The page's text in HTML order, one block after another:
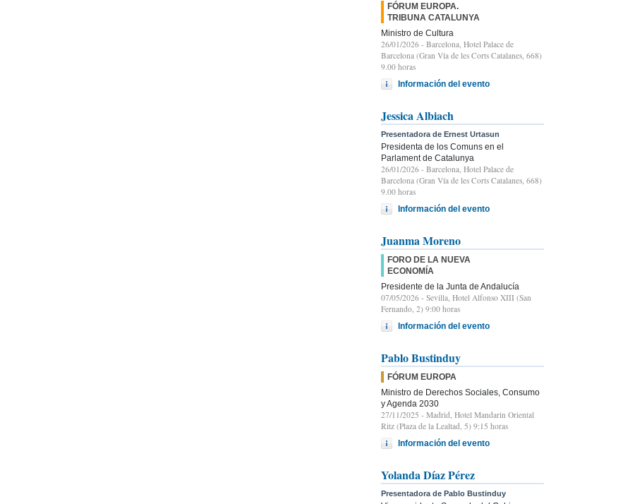
FÓRUM EUROPA.
TRIBUNA CATALUNYA
Ministro de Cultura
26/01/2026 - Barcelona, Hotel Palace de
Barcelona (Gran Vía de les Corts Catalanes, 668)
9.00 horas
Información del evento
Jessica Albiach
Presentadora de Ernest Urtasun
Presidenta de los Comuns en el
Parlament de Catalunya
26/01/2026 - Barcelona, Hotel Palace de
Barcelona (Gran Vía de les Corts Catalanes, 668)
9.00 horas
Información del evento
Juanma Moreno
FORO DE LA NUEVA
ECONOMÍA
Presidente de la Junta de Andalucía
07/05/2026 - Sevilla, Hotel Alfonso XIII (San
Fernando, 2) 9:00 horas
Información del evento
Pablo Bustinduy
FÓRUM EUROPA
Ministro de Derechos Sociales, Consumo
y Agenda 2030
27/11/2025 - Madrid, Hotel Mandarin Oriental
Ritz (Plaza de la Lealtad, 5) 9:15 horas
Información del evento
Yolanda Díaz Pérez
Presentadora de Pablo Bustinduy